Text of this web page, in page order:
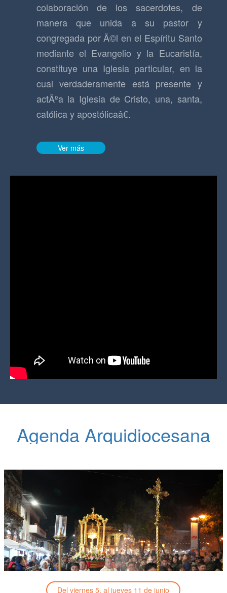
colaboración de los sacerdotes, de
manera que unida a su pastor y
congregada por Ã©l en el Espíritu Santo
mediante el Evangelio y la Eucaristía,
constituye una Iglesia particular, en la
cual verdaderamente está presente y
actÃºa la Iglesia de Cristo, una, santa,
católica y apostólicaâ€.
Ver más
Agenda Arquidiocesana
Del viernes 5, al jueves 11 de junio